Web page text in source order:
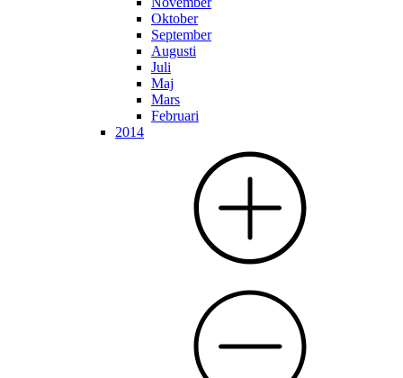
Oktober
September
Augusti
Juli
Maj
Mars
Februari
2014